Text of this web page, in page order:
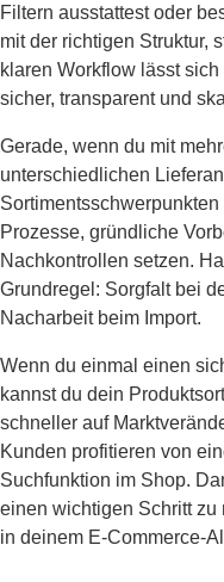
Filtern ausstattest oder
mit der richtigen Struktur,
klaren Workflow lässt
sicher, transparent und
Gerade, wenn du mit
unterschiedlichen
Prozesse, gründliche
Nachkontrollen setzen.
Grundregel: Sorgfalt bei
Nacharbeit beim Import.
Wenn du einmal einen
kannst du dein
schneller auf
Kunden profitieren von
Suchfunktion im Shop.
einen wichtigen Schritt
in deinem E-Commerce-